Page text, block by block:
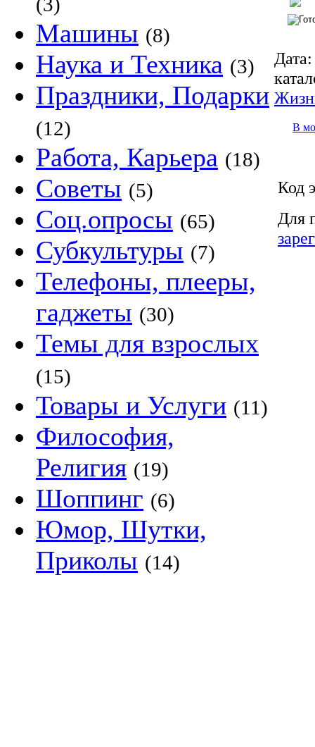
Машины (8)
Наука и Техника (3)
Праздники, Подарки
(12)
Работа, Карьера (18)
Советы (5)
Соц.опросы (65)
Субкультуры (7)
Телефоны, плееры,
гаджеты (30)
Темы для взрослых
(15)
Товары и Услуги (11)
Философия,
Религия (19)
Шоппинг (6)
Юмор, Шутки,
Приколы (14)
Дата:
В
Код
Для